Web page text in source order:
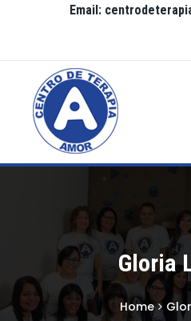
Email:
Gloria
Home